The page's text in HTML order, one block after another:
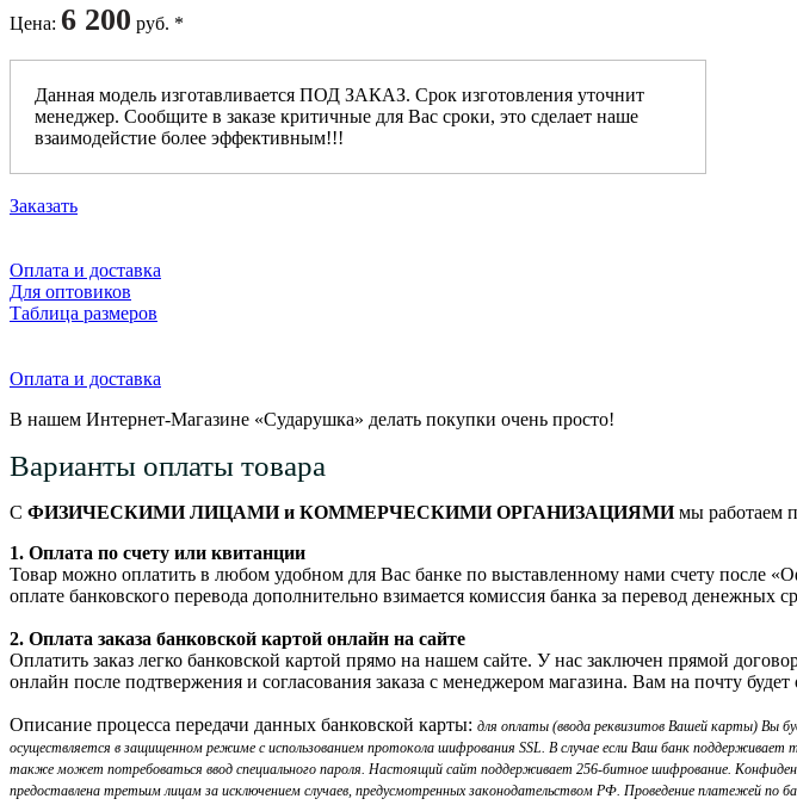
Цена: 6 200 руб. *
Данная модель изготавливается ПОД ЗАКАЗ. Срок изготовления уточнит
менеджер. Сообщите в заказе критичные для Вас сроки, это сделает наше
взаимодейстие более эффективным!!!
Заказать
Оплата и доставка
Для оптовиков
Таблица размеров
Оплата и доставка
В нашем Интернет-Магазине «Сударушка» делать покупки очень просто!
Варианты оплаты товара
С ФИЗИЧЕСКИМИ ЛИЦАМИ и КОММЕРЧЕСКИМИ ОРГАНИЗАЦИЯМИмы работаем
1. Оплата по счету или квитанции
Товар можно оплатить в любом удобном для Вас банке по выставленному нами счету после
оплате банковского перевода дополнительно взимается комиссия банка за перевод денежных
2. Оплата заказа банковской картой онлайн на сайте
Оплатить заказ легко банковской картой прямо на нашем сайте. У нас заключен прямой
онлайн после подтвержения и согласования заказа с менеджером магазина. Вам на почту
Описание процесса передачи данных банковской карты: для оплаты (ввода реквизитов Вашей карты) Вы
осуществляется в защищенном режиме с использованием протокола шифрования SSL. В случае если Ваш банк
также может потребоваться ввод специального пароля. Настоящий сайт поддерживает 256-битное шифрование.
предоставлена третьим лицам за исключением случаев, предусмотренных законодательством РФ. Проведение платежей